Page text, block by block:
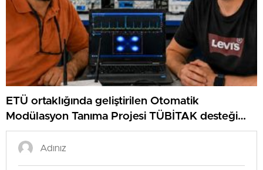
ETÜ ortaklığında geliştirilen Otomatik
Modülasyon Tanıma Projesi TÜBİTAK desteği
aldı..